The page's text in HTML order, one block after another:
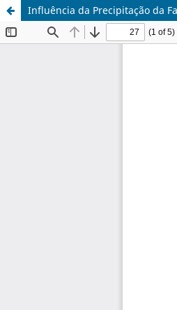
Influência da Precipitação da